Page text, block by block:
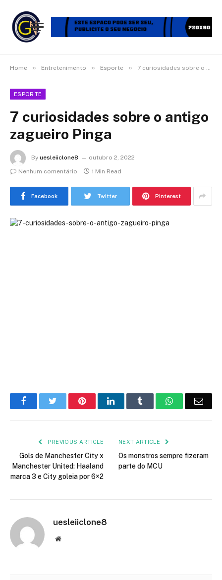
Home » Entretenimento » Esporte » 7 curiosidades sobre o antigo zagueiro Pinga
ESPORTE
7 curiosidades sobre o antigo
zagueiro Pinga
By uesleiiclone8
outubro 2, 2022
Nenhum comentário
1 Min Read
Facebook Twitter Pinterest
FacebookTwitter PinterestLinkedIn Tumblr WhatsApp
PREVIOUS ARTICLE
Gols de Manchester City x
Manchester United: Haaland
marca 3 e City goleia por 6×2
NEXT ARTICLE
Os monstros sempre fizeram
parte do MCU
uesleiiclone8
Website